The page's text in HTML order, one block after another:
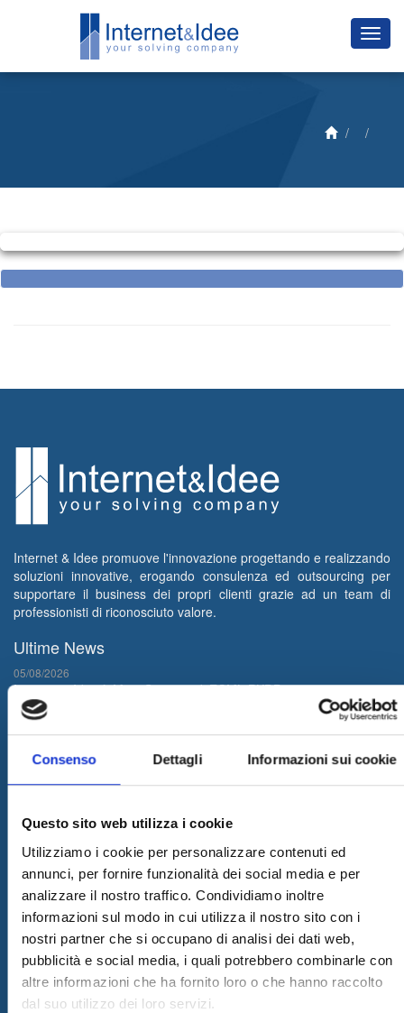
Consenso Dettagli Informazioni sui cookie
Questo sito web utilizza i cookie
Utilizziamo i cookie per personalizzare contenuti ed
annunci, per fornire funzionalità dei social media e per
analizzare il nostro traffico. Condividiamo inoltre
informazioni sul modo in cui utilizza il nostro sito con i
nostri partner che si occupano di analisi dei dati web,
pubblicità e social media, i quali potrebbero combinarle con
altre informazioni che ha fornito loro o che hanno raccolto
dal suo utilizzo dei loro servizi.
Internet & Idee promuove l'innovazione progettando e realizzando
soluzioni innovative, erogando consulenza ed outsourcing per
supportare il business dei propri clienti grazie ad un team di
professionisti di riconosciuto valore.
Ultime News
05/08/2026
Internet & Idee è Main Sponsor di ECML PKDD 2026
04/08/2026
I&I consolida la sua leadership nel QA & Testing
17/03/2026
Internet & Idee tra le "Aziende Stelle del Sud 2026" di Il Sole 24
Informazioni
SITEMAP
PRIVACY & COOKIE POLICY
COPYRIGHT
CONTATTI
LAVORA CON NOI